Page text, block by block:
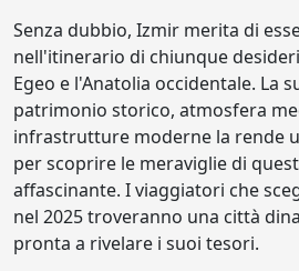
Senza dubbio, Izmir merita di
nell'itinerario di chiunque
Egeo e l'Anatolia occidentale. La
patrimonio storico, atmosfera
infrastrutture moderne la rende
per scoprire le meraviglie di
affascinante. I viaggiatori che
nel 2025 troveranno una città
pronta a rivelare i suoi tesori.